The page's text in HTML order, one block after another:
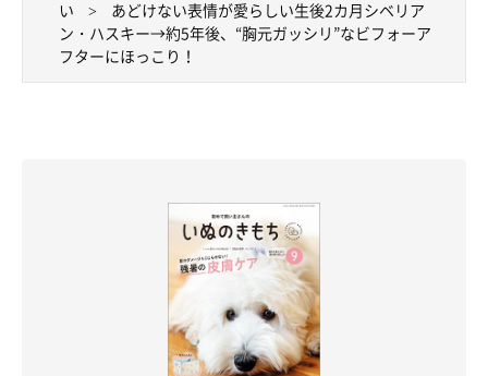
い
あどけない表情が愛らしい生後2カ月シベリア
ン・ハスキー→約5年後、“胸元ガッシリ”なビフォーア
フターにほっこり！